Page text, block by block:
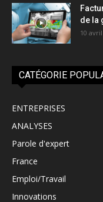
de la
10
CATÉGORIE
ENTREPRISES
ANALYSES
Parole d'expert
France
Emploi/Travail
Innovations